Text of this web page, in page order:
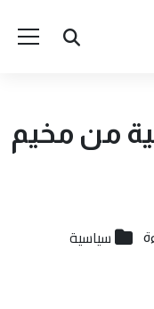
عراقية من مخيم
سياسية